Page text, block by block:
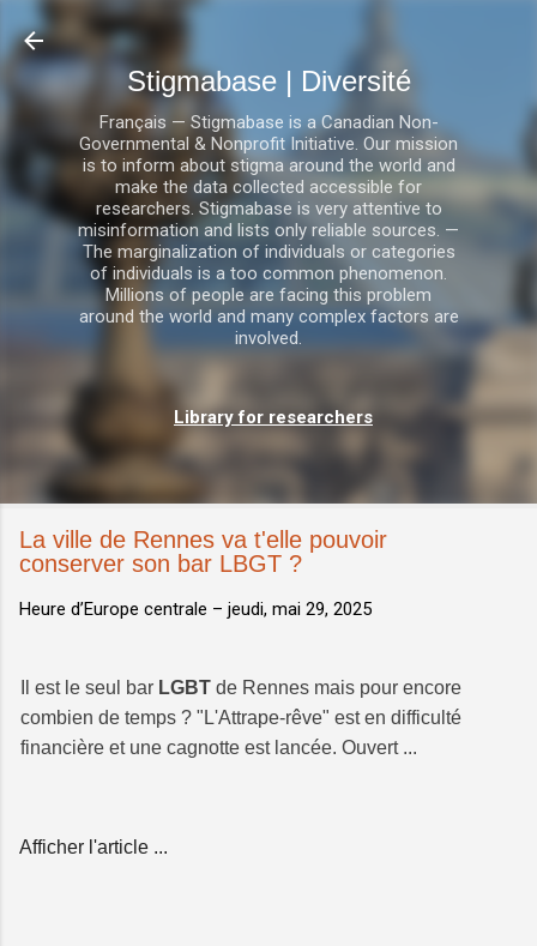
Stigmabase | Diversité
Français — Stigmabase is a Canadian Non-
Governmental & Nonprofit Initiative. Our mission
is to inform about stigma around the world and
make the data collected accessible for
researchers. Stigmabase is very attentive to
misinformation and lists only reliable sources. —
The marginalization of individuals or categories
of individuals is a too common phenomenon.
Millions of people are facing this problem
around the world and many complex factors are
involved.
Library for researchers
La ville de Rennes va t'elle pouvoir
conserver son bar LBGT ?
Heure d’Europe centrale – jeudi, mai 29, 2025
Il est le seul bar LGBT de Rennes mais pour encore
combien de temps ? "L'Attrape-rêve" est en difficulté
financière et une cagnotte est lancée. Ouvert ...
Afficher l'article ...